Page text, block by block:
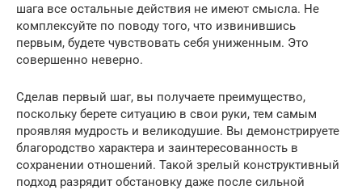
шага все остальные действия не имеют смысла. Не
комплексуйте по поводу того, что извинившись
первым, будете чувствовать себя униженным. Это
совершенно неверно.
Сделав первый шаг, вы получаете преимущество,
поскольку берете ситуацию в свои руки, тем самым
проявляя мудрость и великодушие. Вы демонстрируете
благородство характера и заинтересованность в
сохранении отношений. Такой зрелый конструктивный
подход разрядит обстановку даже после сильной